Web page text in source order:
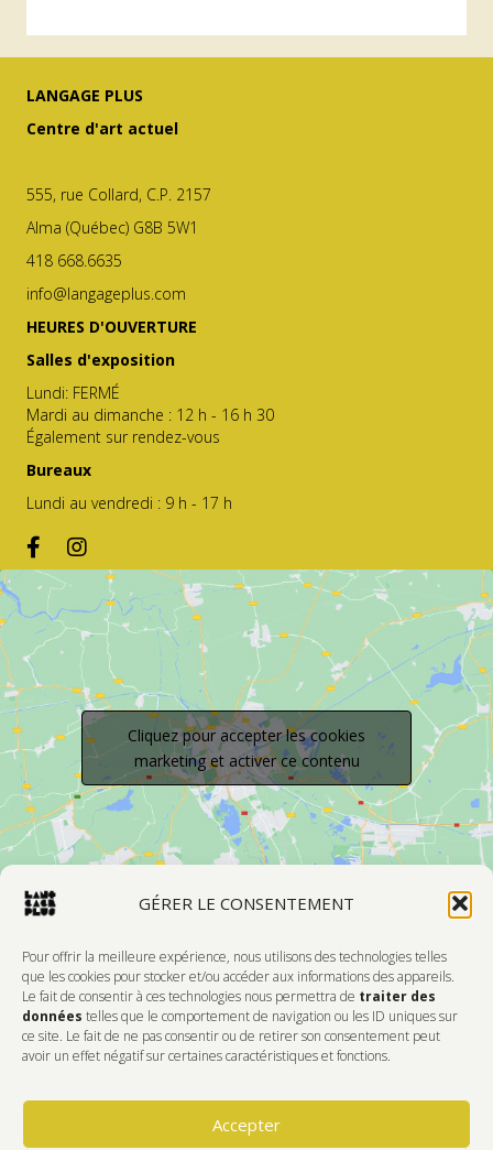
GÉRER LE CONSENTEMENT
Pour offrir la meilleure expérience, nous utilisons des technologies telles
que les cookies pour stocker et/ou accéder aux informations des appareils.
Le fait de consentir à ces technologies nous permettra de traiter des
données telles que le comportement de navigation ou les ID uniques sur
ce site. Le fait de ne pas consentir ou de retirer son consentement peut
avoir un effet négatif sur certaines caractéristiques et fonctions.
Accepter
LANGAGE PLUS
Centre d'art actuel
555, rue Collard, C.P. 2157
Alma (Québec) G8B 5W1
418 668.6635
info@langageplus.com
HEURES D'OUVERTURE
Salles d'exposition
Lundi: FERMÉ
Mardi au dimanche : 12 h - 16 h 30
Également sur rendez-vous
Bureaux
Lundi au vendredi : 9 h - 17 h
Cliquez pour accepter les cookies
marketing et activer ce contenu
Devenir Membre
DONNEZ DE L'AMOUR À VOTRE CENTRE